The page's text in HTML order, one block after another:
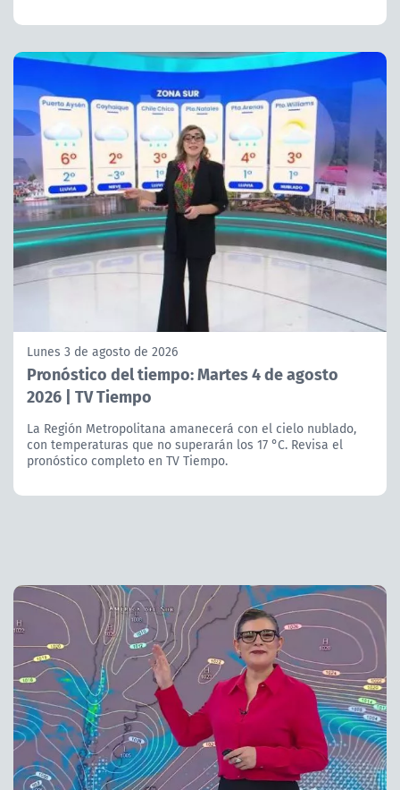
Lunes 3 de agosto de 2026
Pronóstico del tiempo: Martes 4 de agosto
2026 | TV Tiempo
La Región Metropolitana amanecerá con el cielo nublado,
con temperaturas que no superarán los 17 °C. Revisa el
pronóstico completo en TV Tiempo.